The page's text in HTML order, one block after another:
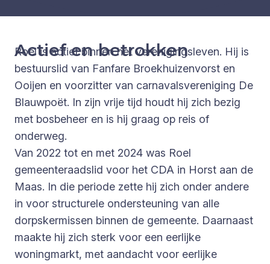
Actief en betrokken
Roel is actief binnen het verenigingsleven. Hij is
bestuurslid van Fanfare Broekhuizenvorst en
Ooijen en voorzitter van carnavalsvereniging De
Blauwpoët. In zijn vrije tijd houdt hij zich bezig
met bosbeheer en is hij graag op reis of
onderweg.
Van 2022 tot en met 2024 was Roel
gemeenteraadslid voor het CDA in Horst aan de
Maas. In die periode zette hij zich onder andere
in voor structurele ondersteuning van alle
dorpskermissen binnen de gemeente. Daarnaast
maakte hij zich sterk voor een eerlijke
woningmarkt, met aandacht voor eerlijke